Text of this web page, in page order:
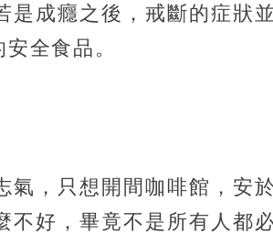
是成癮之後，戒斷的症狀並
全食品。
氣，只想開間咖啡館，安於
不好，畢竟不是所有人都